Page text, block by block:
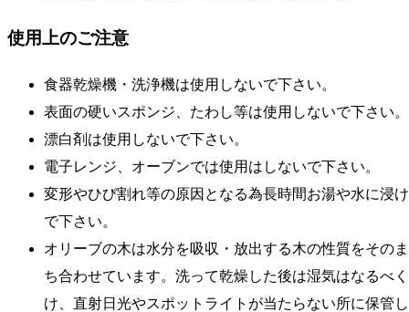
使用上のご注意
食器乾燥機・洗浄機は使用しないで下さい。
表面の硬いスポンジ、たわし等は使用しないで下さい。
漂白剤は使用しないで下さい。
電子レンジ、オーブンでは使用はしないで下さい。
変形やひび割れ等の原因となる為長時間お湯や水に浸
で下さい。
オリーブの木は水分を吸収・放出する木の性質をその
ち合わせています。洗って乾燥した後は湿気はなるべ
け、直射日光やスポットライトが当たらない所に保管